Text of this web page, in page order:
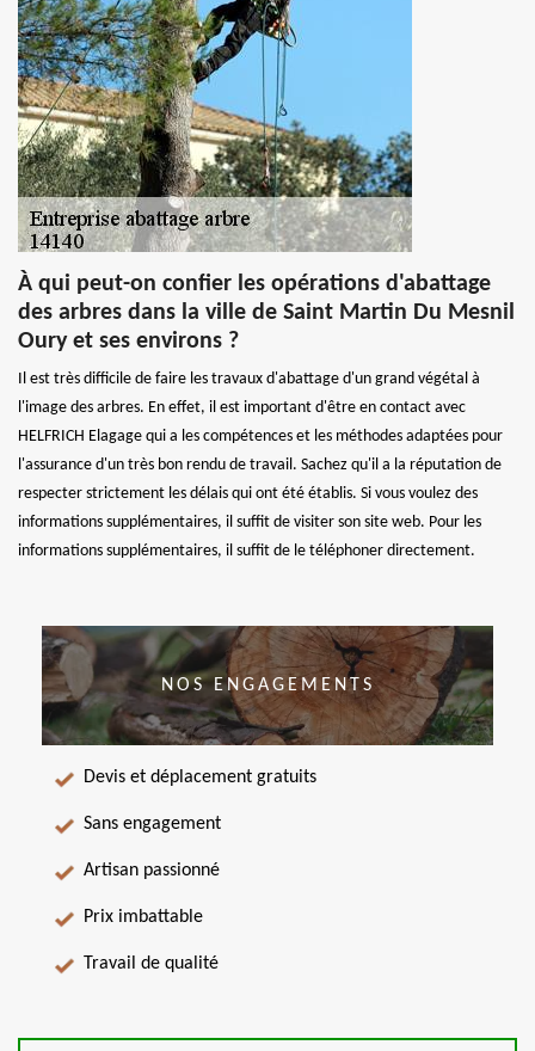
À qui peut-on confier les opérations d'abattage
des arbres dans la ville de Saint Martin Du Mesnil
Oury et ses environs ?
Il est très difficile de faire les travaux d'abattage d'un grand végétal à
l'image des arbres. En effet, il est important d'être en contact avec
HELFRICH Elagage qui a les compétences et les méthodes adaptées pour
l'assurance d'un très bon rendu de travail. Sachez qu'il a la réputation de
respecter strictement les délais qui ont été établis. Si vous voulez des
informations supplémentaires, il suffit de visiter son site web. Pour les
informations supplémentaires, il suffit de le téléphoner directement.
NOS ENGAGEMENTS
Devis et déplacement gratuits
Sans engagement
Artisan passionné
Prix imbattable
Travail de qualité